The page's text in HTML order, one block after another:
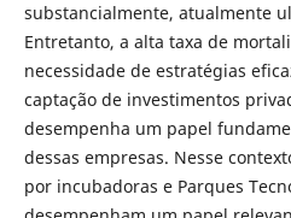
substancialmente, atualmente
Entretanto, a alta taxa de
necessidade de estratégias
captação de investimentos
desempenha um papel
dessas empresas. Nesse
por incubadoras e Parques